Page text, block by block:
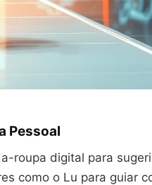
Pessoal
roupa digital para
como o Lu para guiar